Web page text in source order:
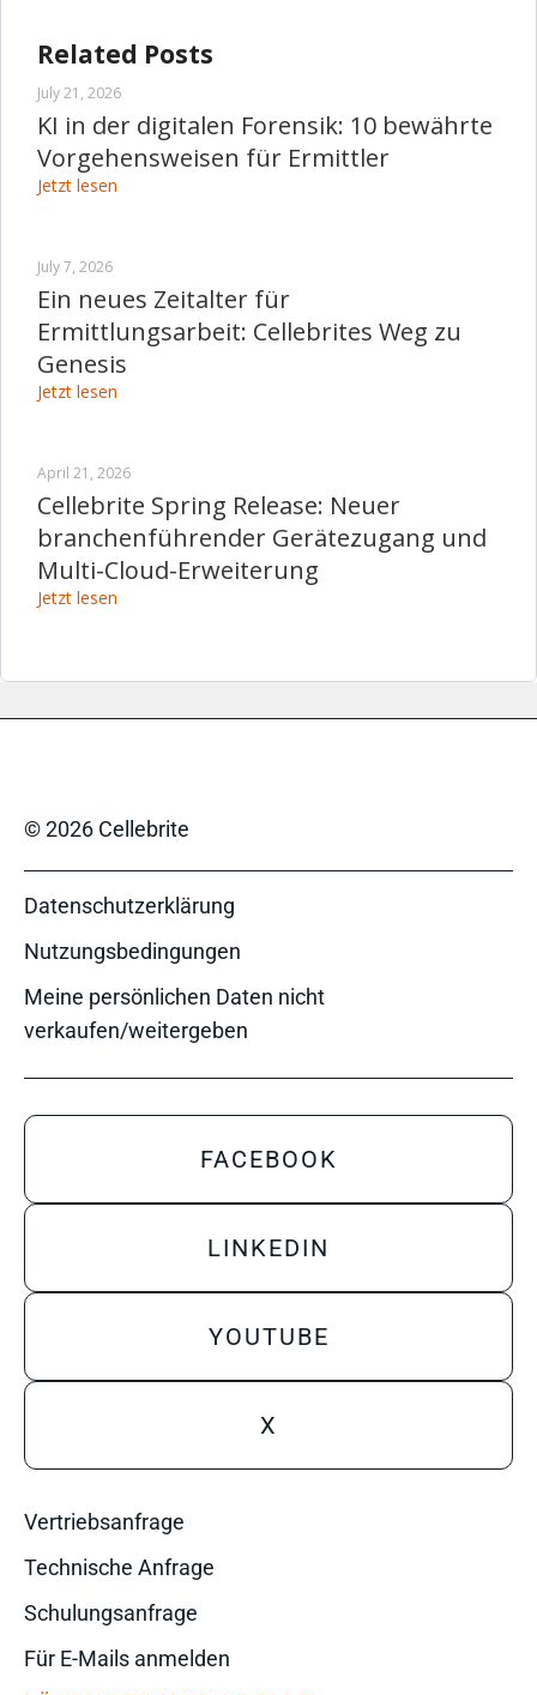
Related Posts
July 21, 2026
KI in der digitalen Forensik: 10 bewährte
Vorgehensweisen für Ermittler
Jetzt lesen
July 7, 2026
Ein neues Zeitalter für
Ermittlungsarbeit: Cellebrites Weg zu
Genesis
Jetzt lesen
April 21, 2026
Cellebrite Spring Release: Neuer
branchenführender Gerätezugang und
Multi-Cloud-Erweiterung
Jetzt lesen
© 2026 Cellebrite
Datenschutzerklärung
Nutzungsbedingungen
Meine persönlichen Daten nicht
verkaufen/weitergeben
FACEBOOK
LINKEDIN
YOUTUBE
X
Vertriebsanfrage
Technische Anfrage
Schulungsanfrage
Für E-Mails anmelden